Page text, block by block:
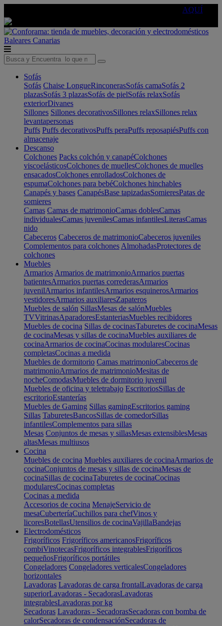
AQUÍ
Baleares Canarias
Sofás
Sofás Chaise LongueRinconerasSofás camaSofás 2
plazasSofás 3 plazasSofás de pielSofás relaxSofás
exteriorDivanes
Sillones Sillones decorativosSillones relaxSillones relax
levantapersonas
Puffs Puffs decorativosPuffs peraPuffs reposapiésPuffs con
almacenaje
Descanso
Colchones Packs colchón y canapéColchones
viscoelásticosColchones de muellesColchones de muelles
ensacadosColchones enrolladosColchones de
espumaColchones para bebéColchones hinchables
Canapés y bases CanapésBase tapizadasSomieresPatas de
somieres
Camas Camas de matrimonioCamas doblesCamas
individualesCamas juvenilesCamas infantilesLiterasCamas
nido
Cabeceros Cabeceros de matrimonioCabeceros juveniles
Complementos para colchones AlmohadasProtectores de
colchones
Muebles
Armarios Armarios de matrimonioArmarios puertas
batientesArmarios puertas correderasArmarios
juvenilArmarios infantilesArmarios esquinerosArmarios
vestidoresArmarios auxiliaresZapateros
Muebles de salón SillasMesas de salónMuebles
TVVitrinasAparadoresEstanteriasMuebles recibidores
Muebles de cocina Sillas de cocinasTaburetes de cocinaMesas
de cocinaMesas y sillas de cocinaMuebles auxiliares de
cocinaArmarios de cocinaCocinas modularesCocinas
completasCocinas a medida
Muebles de dormitorio Camas matrimonioCabeceros de
matrimonioArmarios de matrimonioMesitas de
nocheComodasMuebles de dormitorio juvenil
Muebles de oficina y teletrabajo EscritoriosSillas de
escritorioEstanterías
Muebles de Gaming Sillas gamingEscritorios gaming
Sillas TaburetesBancosSillas de comedorSillas
infantilesComplementos para sillas
Mesas Conjuntos de mesas y sillasMesas extensiblesMesas
altasMesas multiusos
Cocina
Muebles de cocina Muebles auxiliares de cocinaArmarios de
cocinaConjuntos de mesas y sillas de cocinaMesas de
cocinaSillas de cocinaTaburetes de cocinaCocinas
modularesCocinas completas
Cocinas a medida
Accesorios de cocina MenajeServicio de
mesaCuberteríaCuchillos para chefVinos y
licoresBotellasUtensilios de cocinaVajillaBandejas
Electrodomésticos
Frigoríficos Frigoríficos americanosFrigoríficos
combiVinotecasFrigoríficos integrablesFrigoríficos
pequeñosFrigoríficos portátiles
Congeladores Congeladores verticalesCongeladores
horizontales
Lavadoras Lavadoras de carga frontalLavadoras de carga
superiorLavadoras - SecadorasLavadoras
integrablesLavadoras por kg
Secadoras Lavadoras - SecadorasSecadoras con bomba de
calorSecadoras de condensaciónSecadoras de